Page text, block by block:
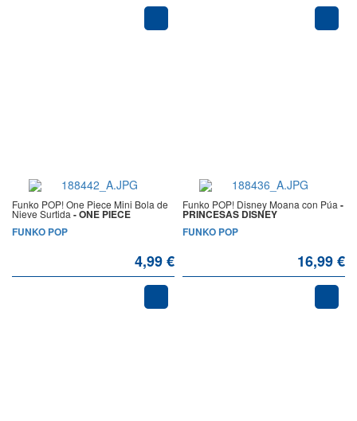
Funko POP! One Piece Mini Bola de
Nieve Surtida - ONE PIECE
FUNKO POP
4,99 €
Funko POP! Disney Moana con Púa -
PRINCESAS DISNEY
FUNKO POP
16,99 €